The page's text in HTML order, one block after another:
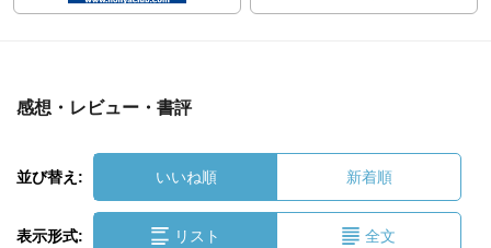
感想・レビュー・書評
並び替え: いいね順 新着順
表示形式: リスト 全文